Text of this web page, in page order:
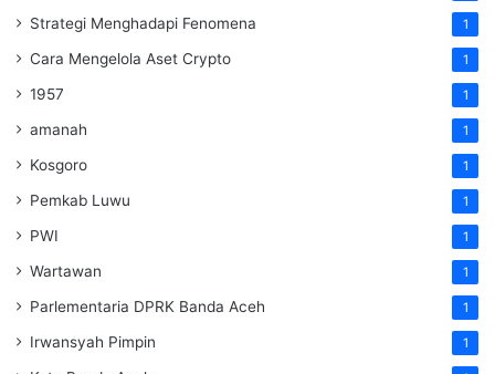
Strategi Menghadapi Fenomena 1
Cara Mengelola Aset Crypto 1
1957 1
amanah 1
Kosgoro 1
Pemkab Luwu 1
PWI 1
Wartawan 1
Parlementaria DPRK Banda Aceh 1
Irwansyah Pimpin 1